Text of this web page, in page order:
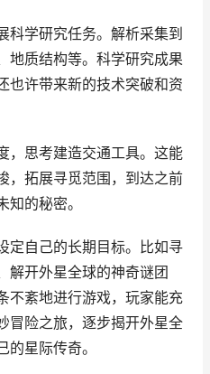
科学研究任务。解析采集到
地质结构等。科学研究成果
也许带来新的技术突破和资
，思考建造交通工具。这能
，拓展寻觅范围，到达之前
的秘密。
定自己的长期目标。比如寻
解开外星全球的神奇谜团
不紊地进行游戏，玩家能充
冒险之旅，逐步揭开外星全
星际传奇。